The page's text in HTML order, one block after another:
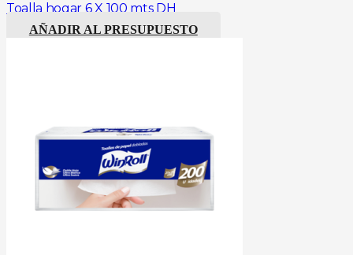
Toalla hogar 6 X 100 mts DH
AÑADIR AL PRESUPUESTO